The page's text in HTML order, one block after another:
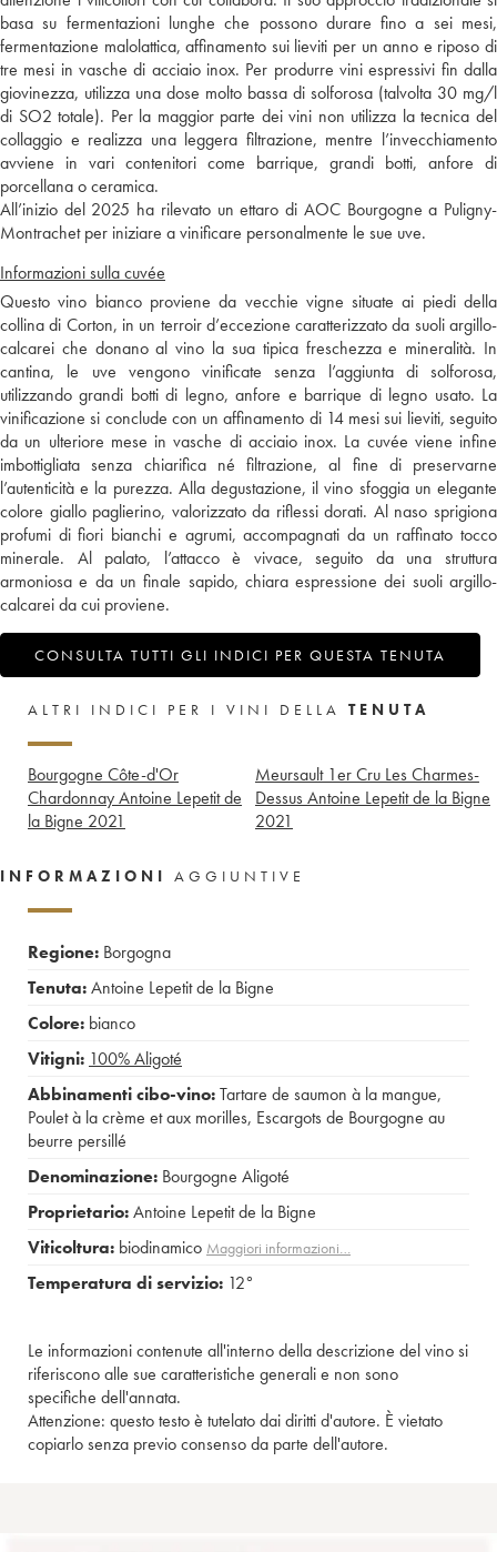
basa su fermentazioni lunghe che possono durare fino a sei mesi,
fermentazione malolattica, affinamento sui lieviti per un anno e riposo di
tre mesi in vasche di acciaio inox. Per produrre vini espressivi fin dalla
giovinezza, utilizza una dose molto bassa di solforosa (talvolta 30 mg/l
di SO2 totale). Per la maggior parte dei vini non utilizza la tecnica del
collaggio e realizza una leggera filtrazione, mentre l’invecchiamento
avviene in vari contenitori come barrique, grandi botti, anfore di
porcellana o ceramica.
All’inizio del 2025 ha rilevato un ettaro di AOC Bourgogne a Puligny-
Montrachet per iniziare a vinificare personalmente le sue uve.
Informazioni sulla cuvée
Questo vino bianco proviene da vecchie vigne situate ai piedi della
collina di Corton, in un terroir d’eccezione caratterizzato da suoli argillo-
calcarei che donano al vino la sua tipica freschezza e mineralità. In
cantina, le uve vengono vinificate senza l’aggiunta di solforosa,
utilizzando grandi botti di legno, anfore e barrique di legno usato. La
vinificazione si conclude con un affinamento di 14 mesi sui lieviti, seguito
da un ulteriore mese in vasche di acciaio inox. La cuvée viene infine
imbottigliata senza chiarifica né filtrazione, al fine di preservarne
l’autenticità e la purezza. Alla degustazione, il vino sfoggia un elegante
colore giallo paglierino, valorizzato da riflessi dorati. Al naso sprigiona
profumi di fiori bianchi e agrumi, accompagnati da un raffinato tocco
minerale. Al palato, l’attacco è vivace, seguito da una struttura
armoniosa e da un finale sapido, chiara espressione dei suoli argillo-
calcarei da cui proviene.
CONSULTA TUTTI GLI INDICI PER QUESTA TENUTA
ALTRI INDICI PER I VINI DELLA TENUTA
Bourgogne Côte-d'Or
Chardonnay Antoine Lepetit de
la Bigne 2021
Meursault 1er Cru Les Charmes-
Dessus Antoine Lepetit de la Bigne
2021
INFORMAZIONI AGGIUNTIVE
Regione: Borgogna
Tenuta:Antoine Lepetit de la Bigne
Colore: bianco
Vitigni: 100%Aligoté
Abbinamenti cibo-vino:Tartare de saumon à la mangue,
Poulet à la crème et aux morilles, Escargots de Bourgogne au
beurre persillé
Denominazione: Bourgogne Aligoté
Proprietario:Antoine Lepetit de la Bigne
Viticoltura: biodinamico Maggiori informazioni…
Temperatura di servizio: 12°
Le informazioni contenute all'interno della descrizione del vino si
riferiscono alle sue caratteristiche generali e non sono
specifiche dell'annata.
Attenzione: questo testo è tutelato dai diritti d'autore. È vietato
copiarlo senza previo consenso da parte dell'autore.